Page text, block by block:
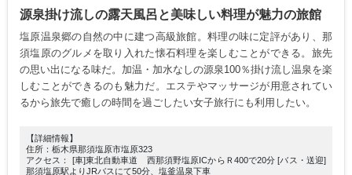
源泉掛け流しの露天風呂と美味しい料理が魅力の旅館
塩原温泉郷の自然の中に建つ高級旅館。料理の味に定評があり、那
須塩原のグルメを取り入れた懐石料理を楽しむことができる。旅先
の思い出になる味だ。加温・加水なしの源泉100％掛け流し温泉を楽
しむことができるのも魅力だ。エステやマッサージが用意されてい
るから旅先で癒しの時間を過ごしたい女子旅行にも利用したい。
【詳細情報】
住所：栃木県那須塩原市塩原323
アクセス： [車]東北自動車道 西那須野塩原ICからＲ400で20分 [バス・送迎]
那須塩原駅よりJRバスにて50分、塩釜温泉下車